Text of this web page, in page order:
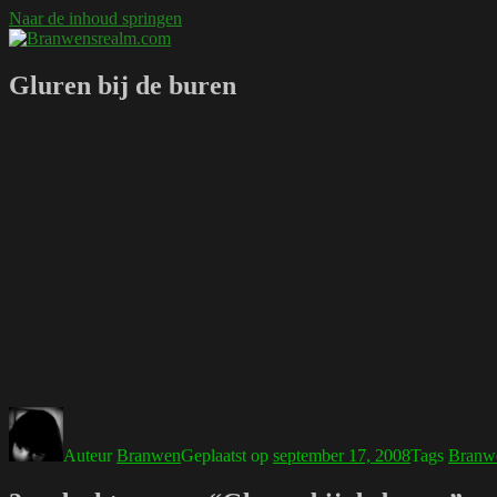
Naar de inhoud springen
Gluren bij de buren
AuteurBranwenGeplaatst op september 17, 2008Tags